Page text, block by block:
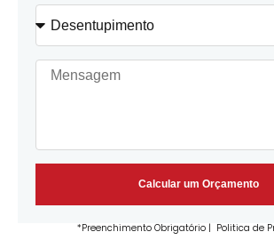
Calcular um Orçamento
*Preenchimento Obrigatório | Politica de